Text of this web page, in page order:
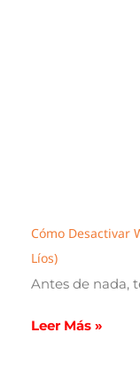
Cómo Desactivar
Líos)
Antes de nada,
Leer Más »